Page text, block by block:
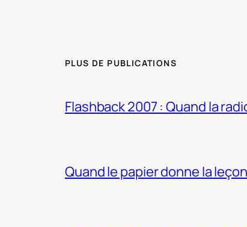
PLUS DE PUBLICATIONS
Flashback 2007 : Quand la
Quand le papier donne la